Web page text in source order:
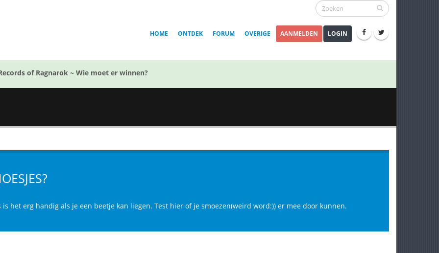
HOME ONTDEK FORUM OVERIGE AANMELDEN LOGIN
of Ragnarok ~ Wie moet er winnen?
is het erg handig als je een beetje kan liegen. Test hier of je smoezen(weird word:)) er mee door kunnen.